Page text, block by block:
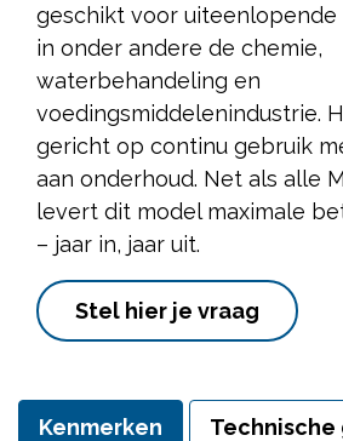
geschikt voor uiteenlopende
in onder andere de chemie,
waterbehandeling en
voedingsmiddelenindustrie.
gericht op continu gebruik
aan onderhoud. Net als alle
levert dit model maximale
– jaar in, jaar uit.
Stel hier je vraag
Kenmerken